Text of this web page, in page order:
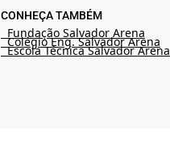
CONHEÇA TAMBÉM
Fundação Salvador Arena
Colégio Eng. Salvador Arena
Escola Técnica Salvador Arena